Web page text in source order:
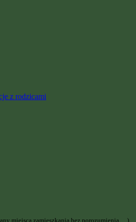
z rodzicami
miejsca zamieszkania bez porozumienia,…)